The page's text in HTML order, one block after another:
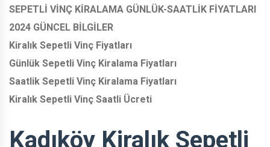
SEPETLİ VİNÇ KİRALAMA GÜNLÜK-SAATLİK FİYATLARI
2024 GÜNCEL BİLGİLER
Kiralık Sepetli Vinç Fiyatları
Günlük Sepetli Vinç Kiralama Fiyatları
Saatlik Sepetli Vinç Kiralama Fiyatları
Kiralık Sepetli Vinç Saatli Ücreti
Kadıköy Kiralık Sepetli